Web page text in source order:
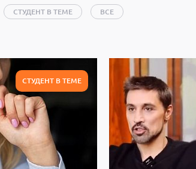
СТУДЕНТ В ТЕМЕ ВСЕ
СТУДЕНТ В ТЕМЕ